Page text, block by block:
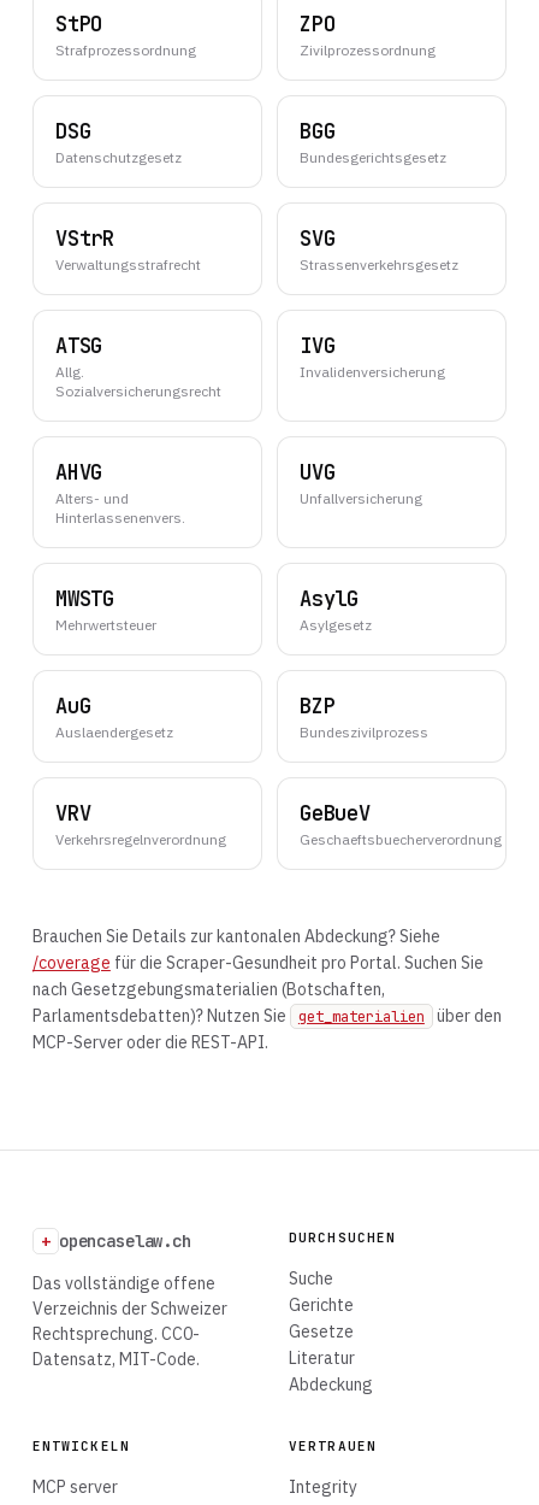
StPO
Strafprozessordnung
ZPO
Zivilprozessordnung
DSG
Datenschutzgesetz
BGG
Bundesgerichtsgesetz
VStrR
Verwaltungsstrafrecht
SVG
Strassenverkehrsgesetz
ATSG
Allg.
Sozialversicherungsrecht
IVG
Invalidenversicherung
AHVG
Alters- und
Hinterlassenenvers.
UVG
Unfallversicherung
MWSTG
Mehrwertsteuer
AsylG
Asylgesetz
AuG
Auslaendergesetz
BZP
Bundeszivilprozess
VRV
Verkehrsregelnverordnung
GeBueV
Geschaeftsbuecherverordnung
Brauchen Sie Details zur kantonalen Abdeckung? Siehe
/coverage für die Scraper-Gesundheit pro Portal. Suchen Sie
nach Gesetzgebungsmaterialien (Botschaften,
Parlamentsdebatten)? Nutzen Sie
get_materialien
über den
MCP-Server oder die REST-API.
+ opencaselaw.ch
Das vollständige offene
Verzeichnis der Schweizer
Rechtsprechung. CC0-
Datensatz, MIT-Code.
DURCHSUCHEN
Suche
Gerichte
Gesetze
Literatur
Abdeckung
ENTWICKELN
MCP server
VERTRAUEN
Integrity